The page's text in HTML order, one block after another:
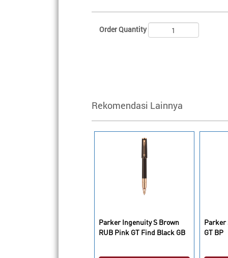
Order Quantity
Rekomendasi Lainnya
Parker Ingenuity S Brown
RUB Pink GT Find Black GB
Parker
GT BP